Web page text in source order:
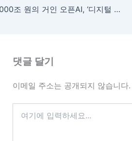
1,000조 원의 거인 오픈AI, ‘디지털 행성’시작
댓글 달기
이메일 주소는 공개되지 않습니다.